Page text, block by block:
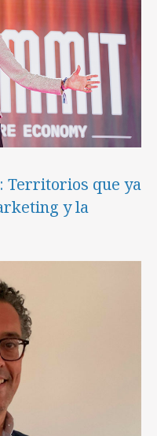
Territorios que ya
y la